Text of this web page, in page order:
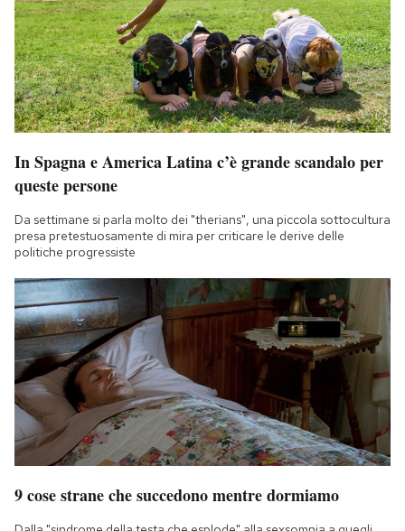
In Spagna e America Latina c’è grande scandalo per
queste persone
Da settimane si parla molto dei "therians", una piccola sottocultura
presa pretestuosamente di mira per criticare le derive delle
politiche progressiste
9 cose strane che succedono mentre dormiamo